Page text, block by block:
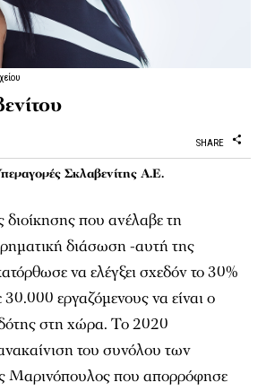
SHARE
Σκλαβενίτης Α.Ε.​
που ανέλαβε τη
διάσωση -αυτή της
να ελέγξει σχεδόν το 30%
εργαζόμενους να είναι ο
στη χώρα. Το 2020
του συνόλου των
Μαρινόπουλος που απορρόφησε